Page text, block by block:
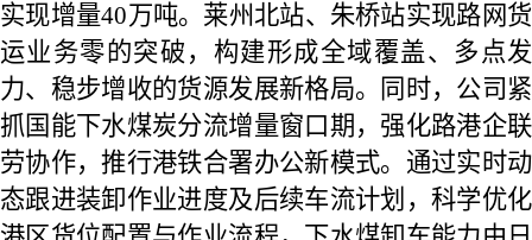
实现增量40万吨。莱州北站、朱桥站实现路网货
运业务零的突破，构建形成全域覆盖、多点发
力、稳步增收的货源发展新格局。同时，公司紧
抓国能下水煤炭分流增量窗口期，强化路港企联
劳协作，推行港铁合署办公新模式。通过实时动
态跟进装卸作业进度及后续车流计划，科学优化